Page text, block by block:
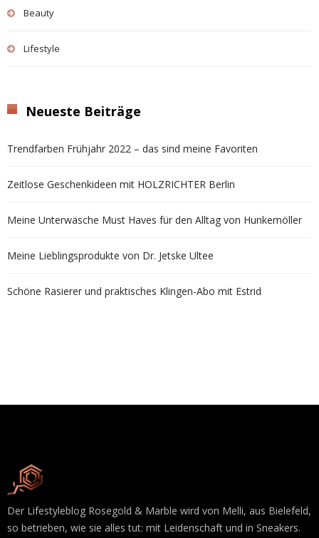
Beauty
Lifestyle
Neueste Beiträge
Trendfarben Frühjahr 2022 – das sind meine Favoriten
Zeitlose Geschenkideen mit HOLZRICHTER Berlin
Meine Unterwäsche Must Haves für den Alltag von Hunkemöller
Meine Lieblingsprodukte von Dr. Jetske Ultee
Schöne Rasierer und praktisches Klingen-Abo mit Estrid
Der Lifestyleblog Rosegold & Marble wird von Melli, aus Bielefeld,
so betrieben, wie sie alles tut: mit Leidenschaft und in Sneakers.